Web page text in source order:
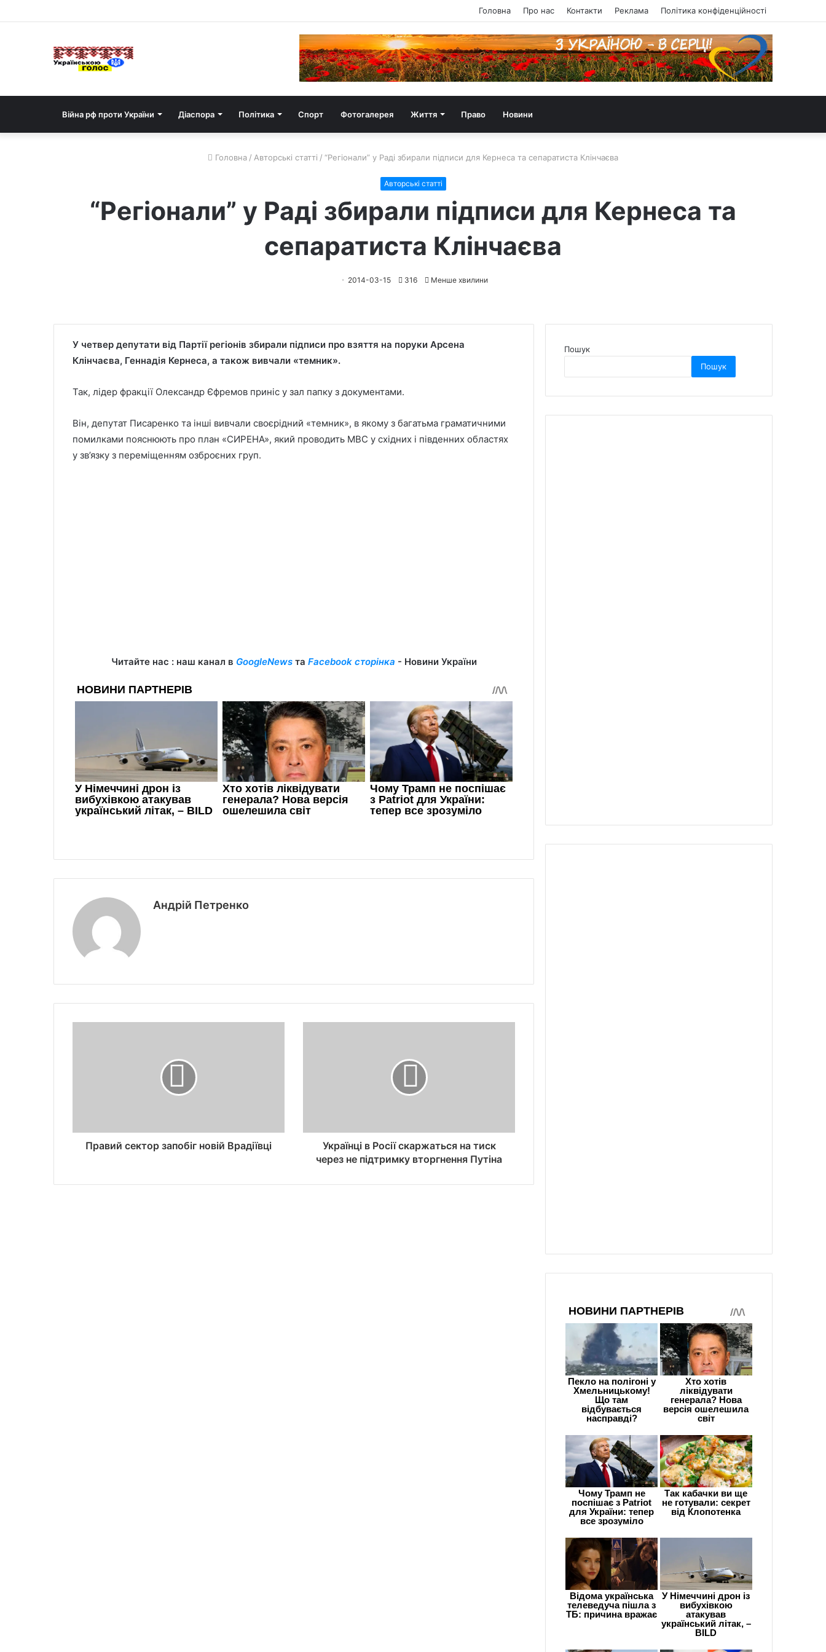
Головна Про нас Контакти Реклама Політика конфіденційності
Війна рф проти України Діаспора Політика Спорт Фотогалерея Життя Право Новини
Головна / Авторські статті / “Регіонали” у Раді збирали підписи для Кернеса та сепаратиста Клінчаєва
Авторські статті
“Регіонали” у Раді збирали підписи для Кернеса та
сепаратиста Клінчаєва
2014-03-15 316 Менше хвилини
У четвер депутати від Партії регіонів збирали підписи про взяття на поруки Арсена
Клінчаєва, Геннадія Кернеса, а також вивчали «темник».
Так, лідер фракції Олександр Єфремов приніс у зал папку з документами.
Він, депутат Писаренко та інші вивчали своєрідний «темник», в якому з багатьма граматичними
помилками пояснюють про план «СИРЕНА», який проводить МВС у східних і південних областях
у зв’язку з переміщенням озброєних груп.
Читайте нас : наш канал в GoogleNewsта Facebook сторінка - Новини України
Андрій Петренко
Правий сектор запобіг новій Врадіївці
Українці в Росії скаржаться на тиск
через не підтримку вторгнення Путіна
Пошук
Пошук